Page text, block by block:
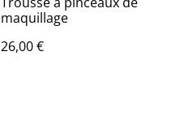
maquillage
26,00 €